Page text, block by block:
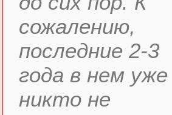
сожалению,
последние 2-3
года в нем уже
никто не